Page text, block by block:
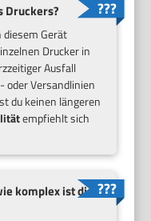
Druckers?
diesem Gerät
Drucker in
Ausfall
oder Versandlinien
du keinen längeren
empfiehlt sich
komplex ist die